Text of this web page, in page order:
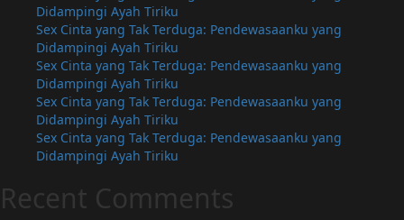
Didampingi Ayah Tiriku
Sex Cinta yang Tak Terduga: Pendewasaanku yang
Didampingi Ayah Tiriku
Sex Cinta yang Tak Terduga: Pendewasaanku yang
Didampingi Ayah Tiriku
Sex Cinta yang Tak Terduga: Pendewasaanku yang
Didampingi Ayah Tiriku
Sex Cinta yang Tak Terduga: Pendewasaanku yang
Didampingi Ayah Tiriku
Recent Comments